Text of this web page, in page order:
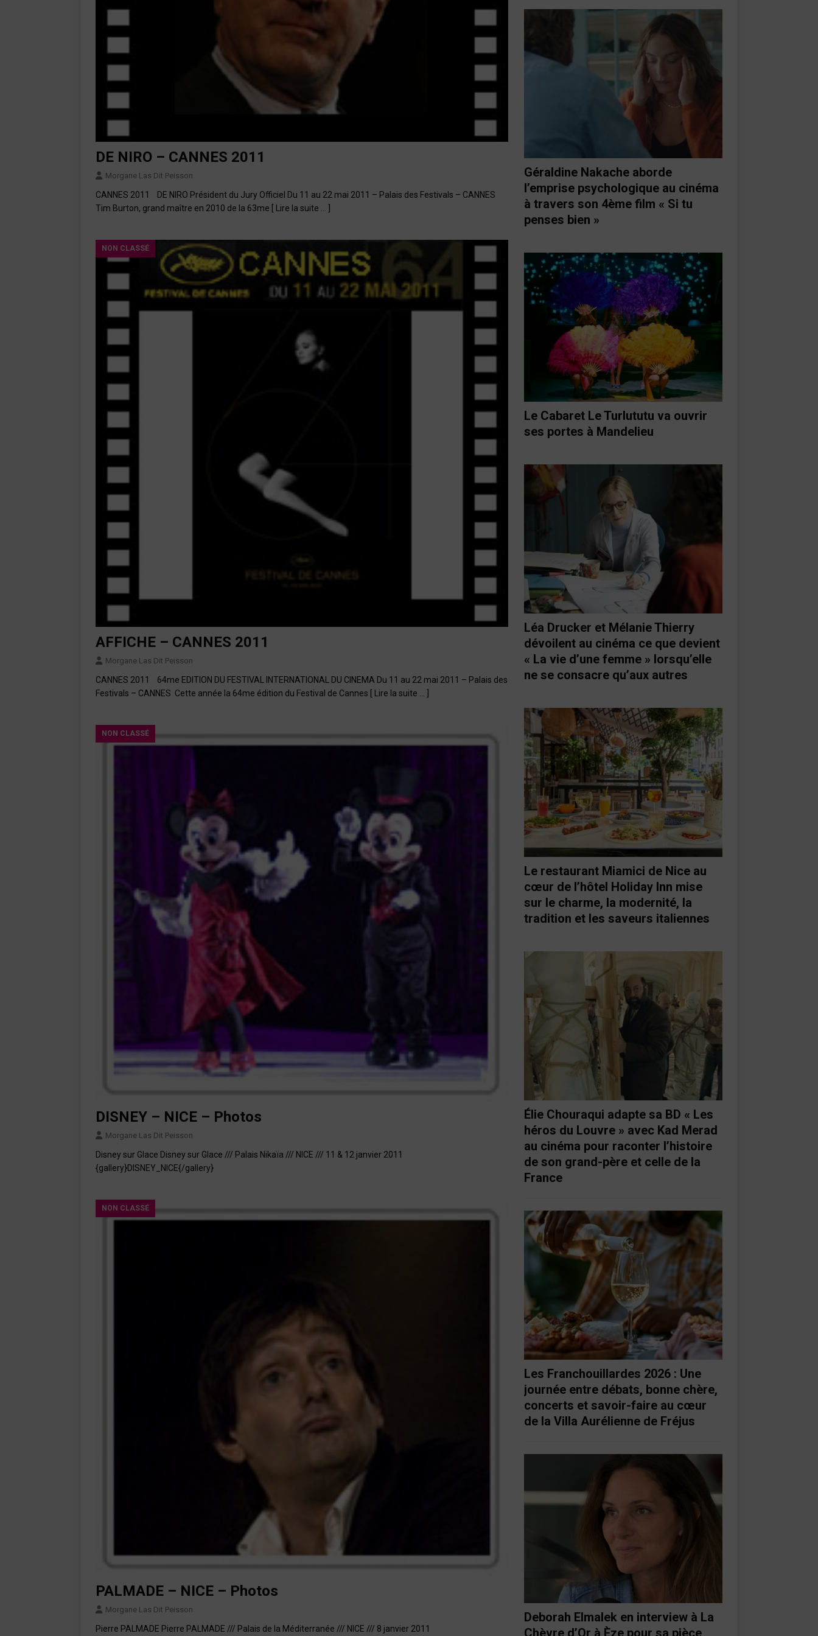
DE NIRO – CANNES 2011
Morgane Las Dit Peisson
CANNES 2011 DE NIRO Président du Jury Officiel Du 11 au 22 mai 2011 – Palais des Festivals – CANNES
Tim Burton, grand maître en 2010 de la 63me
[ Lire la suite … ]
NON CLASSÉ
AFFICHE – CANNES 2011
Morgane Las Dit Peisson
CANNES 2011 64me EDITION DU FESTIVAL INTERNATIONAL DU CINEMA Du 11 au 22 mai 2011 – Palais des
Festivals – CANNES Cette année la 64me édition du Festival de Cannes
[ Lire la suite … ]
NON CLASSÉ
DISNEY – NICE – Photos
Morgane Las Dit Peisson
Disney sur Glace Disney sur Glace /// Palais Nikaïa /// NICE /// 11 & 12 janvier 2011
{gallery}DISNEY_NICE{/gallery}
NON CLASSÉ
PALMADE – NICE – Photos
Morgane Las Dit Peisson
Pierre PALMADE Pierre PALMADE /// Palais de la Méditerranée /// NICE /// 8 janvier 2011
Géraldine Nakache aborde
l’emprise psychologique au cinéma
à travers son 4ème film « Si tu
penses bien »
Le Cabaret Le Turlututu va ouvrir
ses portes à Mandelieu
Léa Drucker et Mélanie Thierry
dévoilent au cinéma ce que devient
« La vie d’une femme » lorsqu’elle
ne se consacre qu’aux autres
Le restaurant Miamici de Nice au
cœur de l’hôtel Holiday Inn mise
sur le charme, la modernité, la
tradition et les saveurs italiennes
Élie Chouraqui adapte sa BD « Les
héros du Louvre » avec Kad Merad
au cinéma pour raconter l’histoire
de son grand-père et celle de la
France
Les Franchouillardes 2026 : Une
journée entre débats, bonne chère,
concerts et savoir-faire au cœur
de la Villa Aurélienne de Fréjus
Deborah Elmalek en interview à La